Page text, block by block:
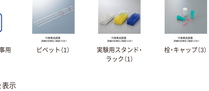
用
ピペット（1）
実験用スタンド・
ラック（1）
栓・キャップ（3）
表示